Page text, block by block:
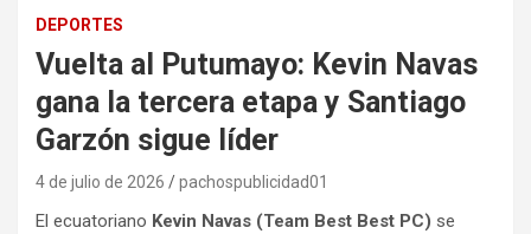
DEPORTES
Vuelta al Putumayo: Kevin Navas
gana la tercera etapa y Santiago
Garzón sigue líder
4 de julio de 2026 pachospublicidad01
El ecuatoriano Kevin Navas (Team Best Best PC) se